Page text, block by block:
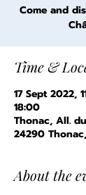
Come and
Time &
17 Sept 2022,
18:00
Thonac, All.
24290
About the